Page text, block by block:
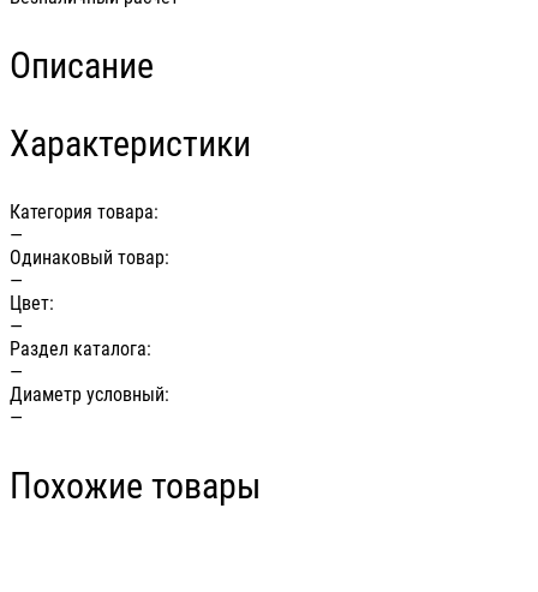
Описание
Характеристики
Категория товара:
—
Одинаковый товар:
—
Цвет:
—
Раздел каталога:
—
Диаметр условный:
—
Похожие товары